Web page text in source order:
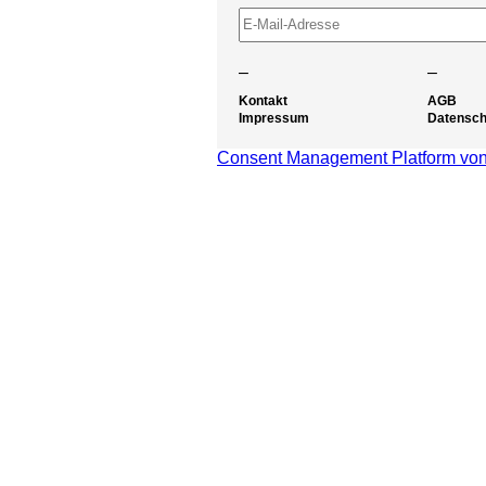
– –
Kontakt
Impressum
AGB
Consent Management Platform